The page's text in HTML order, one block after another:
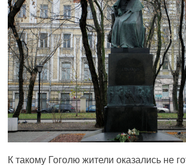
К такому Гоголю жители оказались не